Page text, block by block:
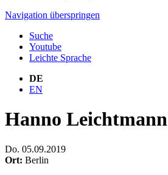
Navigation überspringen
Suche
Youtube
Leichte Sprache
DE
EN
Hanno Leichtmann
Do. 05.09.2019
Ort: Berlin